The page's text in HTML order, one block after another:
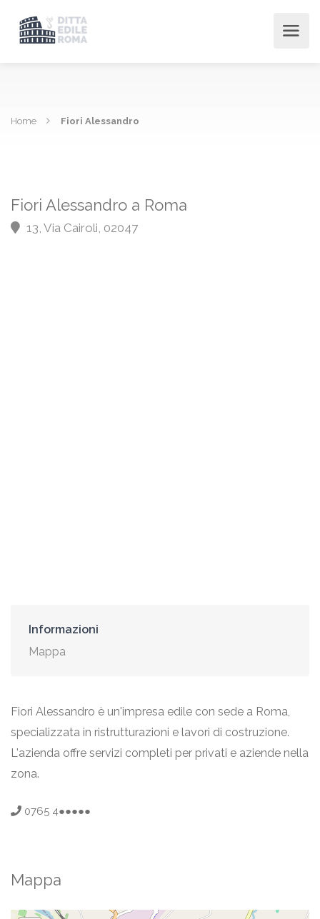
Home Fiori Alessandro
Fiori Alessandro a Roma
13, Via Cairoli, 02047
Informazioni
Mappa
Fiori Alessandro è un'impresa edile con sede a Roma,
specializzata in ristrutturazioni e lavori di costruzione.
L'azienda offre servizi completi per privati e aziende nella
zona.
0765 4●●●●●
Mappa